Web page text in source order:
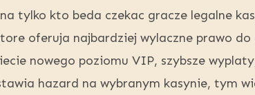
tylko kto beda czekac gracze legalne
oferuja najbardziej wylaczne prawo
nowego poziomu VIP, szybsze
hazard na wybranym kasynie, tym